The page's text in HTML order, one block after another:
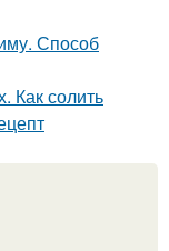
Способ
Как солить